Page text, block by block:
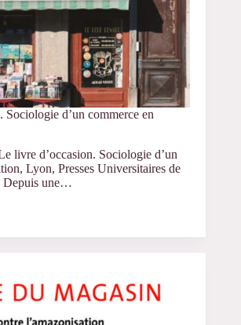
Sociologie d’un commerce en
livre d’occasion. Sociologie d’un
Lyon, Presses Universitaires de
Depuis une…